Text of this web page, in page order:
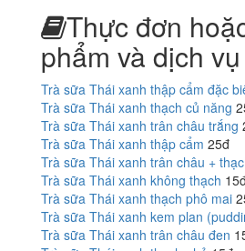
Thực đơn
phẩm và dịch
Trà sữa Thái xanh thập cẩm đặc
Trà sữa Thái xanh thạch củ năng
Trà sữa Thái xanh trân châu trắng
Trà sữa Thái xanh thập cẩm 25đ
Trà sữa Thái xanh trân châu +
Trà sữa Thái xanh không thạch
Trà sữa Thái xanh thạch phô mai
Trà sữa Thái xanh kem plan
Trà sữa Thái xanh trân châu đen